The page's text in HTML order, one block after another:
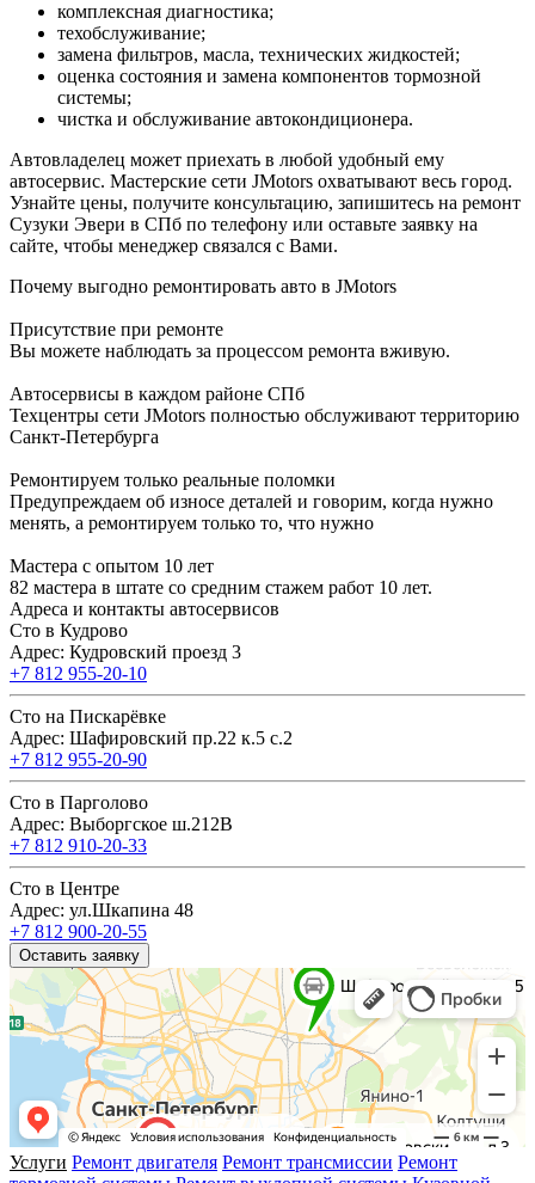
комплексная диагностика;
техобслуживание;
замена фильтров, масла, технических жидкостей;
оценка состояния и замена компонентов тормозной
системы;
чистка и обслуживание автокондиционера.
Автовладелец может приехать в любой удобный ему
автосервис. Мастерские сети JMotors охватывают весь город.
Узнайте цены, получите консультацию, запишитесь на ремонт
Сузуки Эвери в СПб по телефону или оставьте заявку на
сайте, чтобы менеджер связался с Вами.
Почему выгодно ремонтировать авто в JMotors
Присутствие при ремонте
Вы можете наблюдать за процессом ремонта вживую.
Автосервисы в каждом районе СПб
Техцентры сети JMotors полностью обслуживают территорию
Санкт-Петербурга
Ремонтируем только реальные поломки
Предупреждаем об износе деталей и говорим, когда нужно
менять, а ремонтируем только то, что нужно
Мастера с опытом 10 лет
82 мастера в штате со средним стажем работ 10 лет.
Адреса и контакты автосервисов
Сто в Кудрово
Адрес: Кудровский проезд 3
+7 812 955-20-10
Сто на Пискарёвке
Адрес: Шафировский пр.22 к.5 с.2
+7 812 955-20-90
Сто в Парголово
Адрес: Выборгское ш.212В
+7 812 910-20-33
Сто в Центре
Адрес: ул.Шкапина 48
+7 812 900-20-55
Оставить заявку
Услуги Ремонт двигателя Ремонт трансмиссии Ремонт